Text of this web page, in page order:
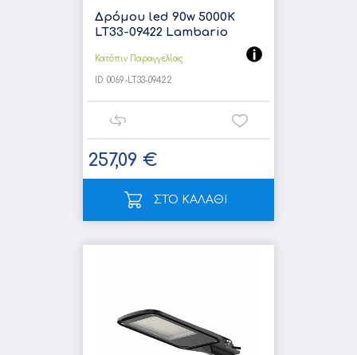
Δρόμου led 90w 5000K
LT33-09422 Lambario
Κατόπιν Παραγγελίας
ID: 0069-LT33-09422
257,09 €
ΣΤΟ ΚΑΛΑΘΙ